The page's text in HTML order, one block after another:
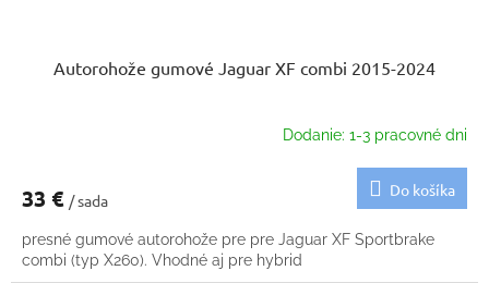
Autorohože gumové Jaguar XF combi 2015-2024
Dodanie: 1-3 pracovné dni
33 € / sada
Do košíka
presné gumové autorohože pre pre Jaguar XF Sportbrake
combi (typ X260). Vhodné aj pre hybrid